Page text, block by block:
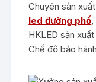
Chuyên sản
led đường phố,
HKLED sản
Chế độ bảo